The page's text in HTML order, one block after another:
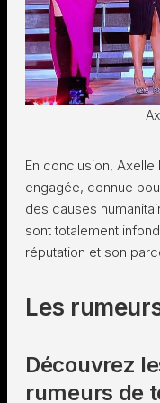
En conclusion,
engagée, connue
des causes
sont totalement
réputation et son
Les
Découvrez
rumeurs de